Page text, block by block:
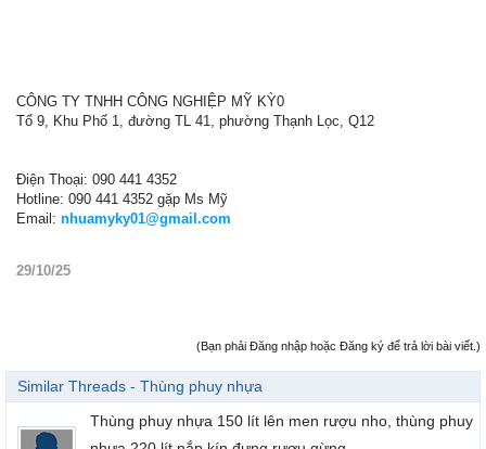
CÔNG TY TNHH CÔNG NGHIỆP MỸ KỲ0
Tổ 9, Khu Phố 1, đường TL 41, phường Thạnh Lọc, Q12
Điện Thoại: 090 441 4352
Hotline: 090 441 4352 gặp Ms Mỹ
Email: nhuamyky01@gmail.com
29/10/25
(Bạn phải Đăng nhập hoặc Đăng ký để trả lời bài viết.)
Similar Threads - Thùng phuy nhựa
Thùng phuy nhựa 150 lít lên men rượu nho, thùng phuy